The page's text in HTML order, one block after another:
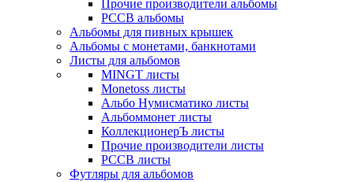
Прочие производители альбомы
РССВ альбомы
Альбомы для пивных крышек
Альбомы с монетами, банкнотами
Листы для альбомов
MINGT листы
Monetoss листы
Альбо Нумисматико листы
Альбоммонет листы
КоллекционерЪ листы
Прочие производители листы
РССВ листы
Футляры для альбомов